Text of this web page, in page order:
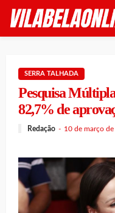
SERRA TALHADA
Pesquisa
82,7% de
Redação 10 de março